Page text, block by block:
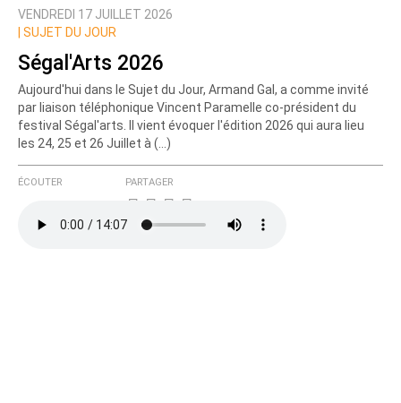
Prévenez-moi de tous les nouveaux commentaires
VENDREDI 17 JUILLET 2026
SUJET DU JOUR
Ségal'Arts 2026
Aujourd'hui dans le Sujet du Jour, Armand Gal, a comme invité
par liaison téléphonique Vincent Paramelle co-président du
festival Ségal'arts. Il vient évoquer l'édition 2026 qui aura lieu
les 24, 25 et 26 Juillet à (…)
ÉCOUTER PARTAGER